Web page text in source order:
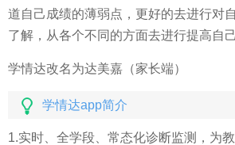
道自己成绩的薄弱点，更好的去进行对
了解，从各个不同的方面去进行提高自
学情达改名为达美嘉（家长端）
学情达app简介
1.实时、全学段、常态化诊断监测，为